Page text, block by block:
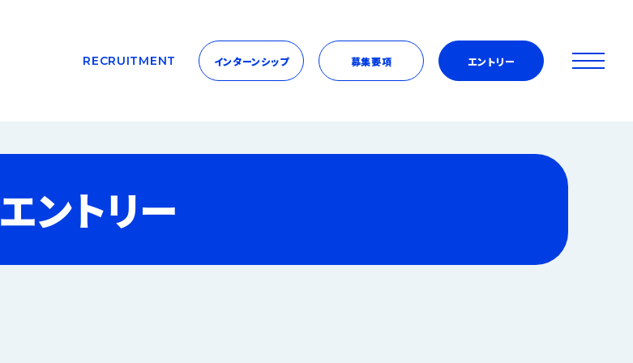
RECRUITMENT インターンシップ 募集要項 エントリー
エントリー